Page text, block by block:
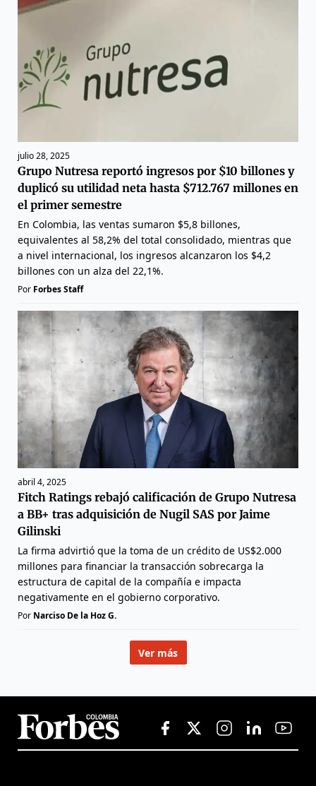
julio 28, 2025
Grupo Nutresa reportó ingresos por $10 billones y
duplicó su utilidad neta hasta $712.767 millones en
el primer semestre
En Colombia, las ventas sumaron $5,8 billones,
equivalentes al 58,2% del total consolidado, mientras que
a nivel internacional, los ingresos alcanzaron los $4,2
billones con un alza del 22,1%.
Por Forbes Staff
abril 4, 2025
Fitch Ratings rebajó calificación de Grupo Nutresa
a BB+ tras adquisición de Nugil SAS por Jaime
Gilinski
La firma advirtió que la toma de un crédito de US$2.000
millones para financiar la transacción sobrecarga la
estructura de capital de la compañía e impacta
negativamente en el gobierno corporativo.
Por Narciso De la Hoz G.
Ver más